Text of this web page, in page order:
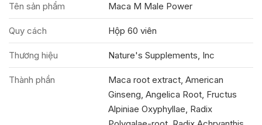
Tên sản phẩm Maca M Male Power
Quy cách Hộp 60 viên
Thương hiệu Nature's Supplements, Inc
Thành phần
Maca root extract, American
Ginseng, Angelica Root, Fructus
Alpiniae Oxyphyllae, Radix